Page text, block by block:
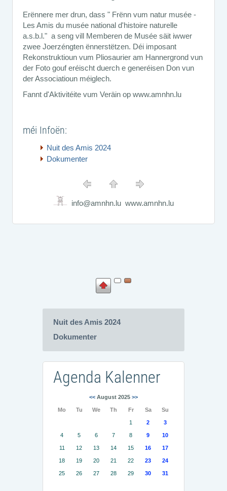
Erënnere mer drun, dass " Frënn vum natur musée -
Les Amis du musée national d'histoire naturelle
a.s.b.l." a seng vill Memberen de Musée säit iwwer
zwee Joerzéngten ënnerstëtzen. Déi imposant
Rekonstruktioun vum Pliosaurier am Hannergrond vun
der Foto gouf eréischt duerch e generéisen Don vun
der Associatioun méiglech.
Fannt d'Aktivitéite vum Veräin op www.amnhn.lu
méi Infoën:
Nuit des Amis 2024
Dokumenter
info@amnhn.lu www.amnhn.lu
Nuit des Amis 2024
Dokumenter
Agenda Kalenner
<< August 2025 >>
Mo Tu We Th Fr Sa Su
1 2 3
4 5 6 7 8 9 10
11 12 13 14 15 16 17
18 19 20 21 22 23 24
25 26 27 28 29 30 31